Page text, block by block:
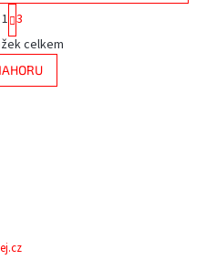
O
v
l
á
y
S
t
r
á
n
k
1 3
celkem